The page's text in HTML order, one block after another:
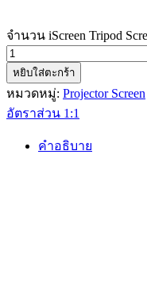
จำนวน iScreen Tripod
หยิบใส่ตะกร้า
หมวดหมู่: Projector Screen
อัตราส่วน 1:1
คำอธิบาย